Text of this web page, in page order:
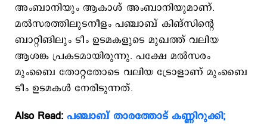
അംബാനിയും ആകാശ് അംബാനിയുമാണ്.
മല്‍സരത്തിലുടനീളം പഞ്ചാബ് കിങ്സിന്‍റെ
ബാറ്റിങിലും ടീം ഉടമകളുടെ മുഖത്ത് വലിയ
ആശങ്ക പ്രകടമായിരുന്നു. പക്ഷേ മല്‍സരം
മുംബൈ തോറ്റതോടെ വലിയ ട്രോളാണ് മുംബൈ
ടീം ഉടമകള്‍ േനരിടുന്നത്.
Also Read: പഞ്ചാബ് താരത്തോട് കണ്ണിറുക്കി;